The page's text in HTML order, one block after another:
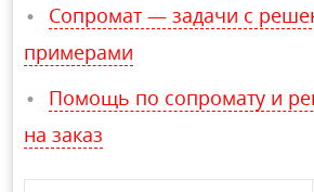
Сопромат — задачи с
примерами
Помощь по сопромату и
на заказ